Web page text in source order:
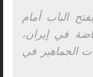
الباب أمام
في إيران،
الجماهير في